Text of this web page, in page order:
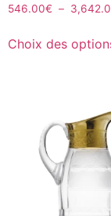
546.00€ –
Choix des